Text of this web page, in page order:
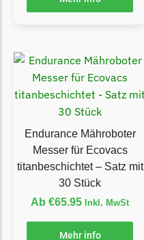
Mountfield
Mountfield Messer
Begrenzungsdraht
Mowox
Mowox Messer
Begrenzungsdraht
MTD
MTD Messer
Endurance Mähroboter
Messer für Ecovacs
titanbeschichtet – Satz mit
30 Stück
Ab €65.95 Inkl. MwSt
Mehr info